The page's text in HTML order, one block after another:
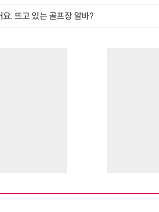
. 뜨고 있는 골프장 알바?